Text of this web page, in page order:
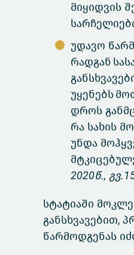
მიყიდვის
უდავო
რადგან
უყენებს
დროს
რა სახის
უნდა
2020წ.,
სტატიაში
განსხვავებით,
წარმოდგენას